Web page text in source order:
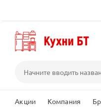
Акции Компания